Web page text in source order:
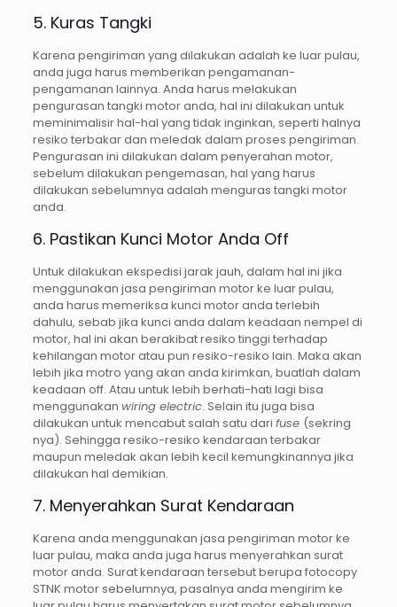
5. Kuras Tangki
Karena pengiriman yang dilakukan adalah ke luar pulau,
anda juga harus memberikan pengamanan-
pengamanan lainnya. Anda harus melakukan
pengurasan tangki motor anda, hal ini dilakukan untuk
meminimalisir hal-hal yang tidak inginkan, seperti halnya
resiko terbakar dan meledak dalam proses pengiriman.
Pengurasan ini dilakukan dalam penyerahan motor,
sebelum dilakukan pengemasan, hal yang harus
dilakukan sebelumnya adalah menguras tangki motor
anda.
6. Pastikan Kunci Motor Anda Off
Untuk dilakukan ekspedisi jarak jauh, dalam hal ini jika
menggunakan jasa pengiriman motor ke luar pulau,
anda harus memeriksa kunci motor anda terlebih
dahulu, sebab jika kunci anda dalam keadaan nempel di
motor, hal ini akan berakibat resiko tinggi terhadap
kehilangan motor atau pun resiko-resiko lain. Maka akan
lebih jika motro yang akan anda kirimkan, buatlah dalam
keadaan off. Atau untuk lebih berhati-hati lagi bisa
menggunakan wiring electric. Selain itu juga bisa
dilakukan untuk mencabut salah satu dari fuse (sekring
nya). Sehingga resiko-resiko kendaraan terbakar
maupun meledak akan lebih kecil kemungkinannya jika
dilakukan hal demikian.
7. Menyerahkan Surat Kendaraan
Karena anda menggunakan jasa pengiriman motor ke
luar pulau, maka anda juga harus menyerahkan surat
motor anda. Surat kendaraan tersebut berupa fotocopy
STNK motor sebelumnya, pasalnya anda mengirim ke